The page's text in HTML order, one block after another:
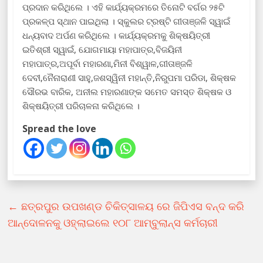
ପ୍ରଦାନ କରିଥିଲେ । ଏହି କାର୍ଯ୍ୟକ୍ରମରେ ତିନୋଟି ବର୍ଗର ୨୫ଟି
ପ୍ରକଳ୍ପ ସ୍ଥାନ ପାଇଥିଲା । ସ୍କୁଲର ଟ୍ରଷ୍ଟି ଗୀତାଞ୍ଜଳି ସ୍ୱାଇଁ
ଧନ୍ୟବାଦ ଅର୍ପଣ କରିଥିଲେ । କାର୍ଯ୍ୟକ୍ରମକୁ ଶିକ୍ଷୟିତ୍ରୀ
ଇତିଶ୍ରୀ ସ୍ୱାଇଁ, ଯୋଗମାୟା ମହାପାତ୍ର,ବିଜୟିନୀ
ମହାପାତ୍ର,ଅପୂର୍ବା ମହାରଣା,ମିନୀ ବିଶ୍ୱାଳ,ଗୀତାଞ୍ଜଳି
ଦେବୀ,ନୈନାରାଣୀ ସାହୁ,ଜଶସ୍ୱିନୀ ମହାନ୍ତି,ନିରୁପମା ପରିଡା, ଶିକ୍ଷକ
ସୌରଭ ବାରିକ, ଅନୀଲ ମହାରଣାଙ୍କ ସମେତ ସମସ୍ତ ଶିକ୍ଷକ ଓ
ଶିକ୍ଷୟିତ୍ରୀ ପରିଚାଳନା କରିଥିଲେ ।
Spread the love
← ଛତ୍ରପୁର ଉପଖଣ୍ଡ ଚିକିତ୍ସାଳୟ ରେ ଜିପିଏସ ବନ୍ଦ କରି
ଆନ୍ଦୋଳନକୁ ଓହ୍ଲାଇଲେ ୧୦୮ ଆମ୍ବୁଲାନ୍ସ କର୍ମଚାରୀ